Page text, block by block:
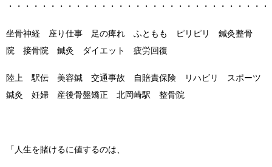
・・・・・・・・・・・・・・・・・・・・・・・・・・・・・・
坐骨神経 座り仕事 足の痺れ ふともも ピリピリ 鍼灸整骨
院 接骨院 鍼灸 ダイエット 疲労回復
陸上 駅伝 美容鍼 交通事故 自賠責保険 リハビリ スポーツ
鍼灸 妊婦 産後骨盤矯正 北岡崎駅 整骨院
「人生を賭けるに値するのは、